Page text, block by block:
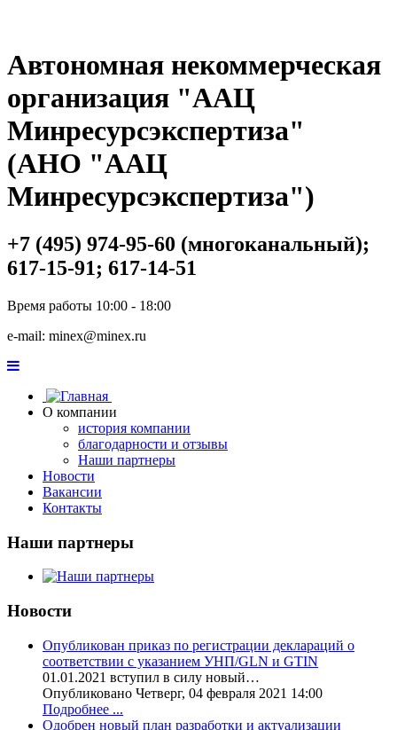
Автономная некоммерческая
организация "ААЦ
Минресурсэкспертиза"
(АНО "ААЦ
Минресурсэкспертиза")
+7 (495) 974-95-60 (многоканальный);
617-15-91; 617-14-51
Время работы 10:00 - 18:00
e-mail: minex@minex.ru
О компании
история компании
благодарности и отзывы
Наши партнеры
Новости
Вакансии
Контакты
Наши партнеры
Новости
Опубликован приказ по регистрации деклараций о
соответствии с указанием УНП/GLN и GTIN
01.01.2021 вступил в силу новый…
Опубликовано Четверг, 04 февраля 2021 14:00
Подробнее ...
Одобрен новый план разработки и актуализации